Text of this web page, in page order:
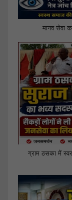
मानव सेवा
ग्राम ठसका में